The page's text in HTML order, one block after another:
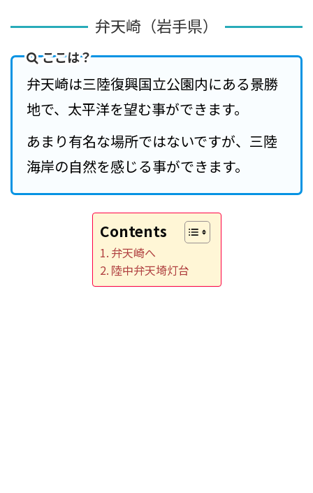
弁天崎（岩手県）
ここは？
弁天崎は三陸復興国立公園内にある景勝
地で、太平洋を望む事ができます。
あまり有名な場所ではないですが、三陸
海岸の自然を感じる事ができます。
Contents
弁天崎へ
陸中弁天埼灯台